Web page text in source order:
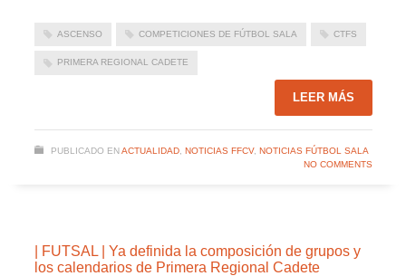
ASCENSO COMPETICIONES DE FÚTBOL SALA CTFS
PRIMERA REGIONAL CADETE
LEER MÁS
PUBLICADO EN ACTUALIDAD, NOTICIAS FFCV, NOTICIAS FÚTBOL SALA
NO COMMENTS
| FUTSAL | Ya definida la composición de grupos y
los calendarios de Primera Regional Cadete